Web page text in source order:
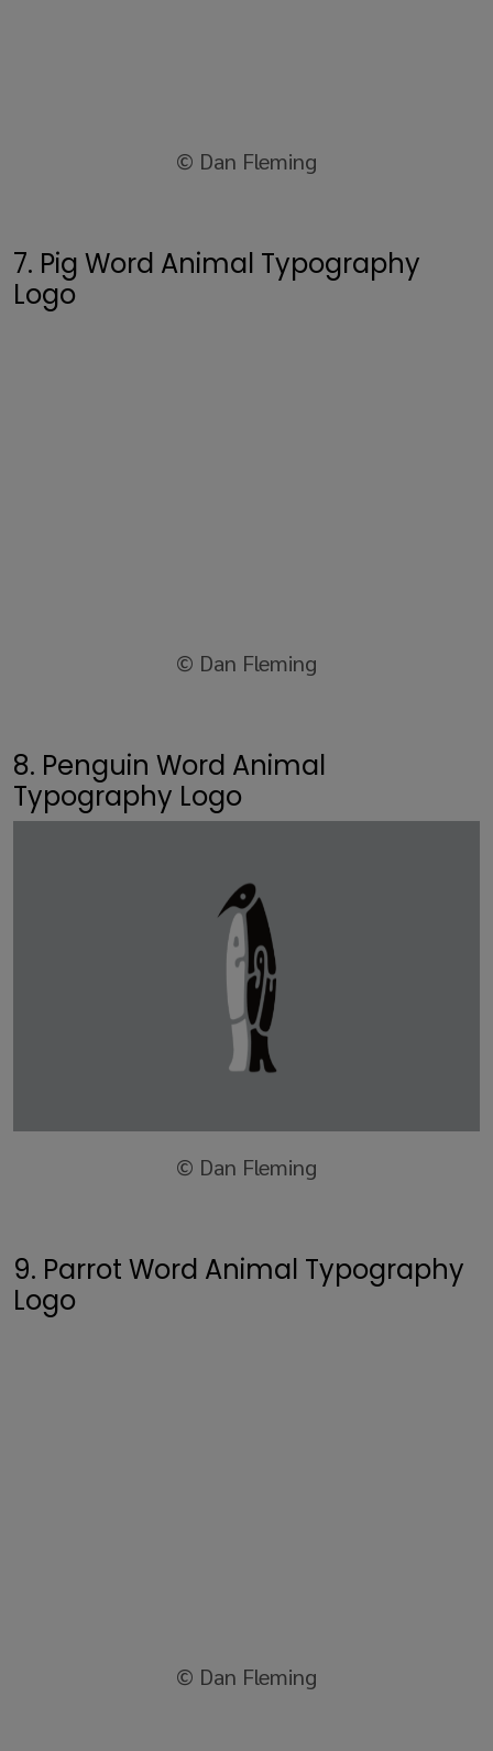
© Dan Fleming
7. Pig Word Animal Typography
Logo
© Dan Fleming
8. Penguin Word Animal
Typography Logo
© Dan Fleming
9. Parrot Word Animal Typography
Logo
© Dan Fleming